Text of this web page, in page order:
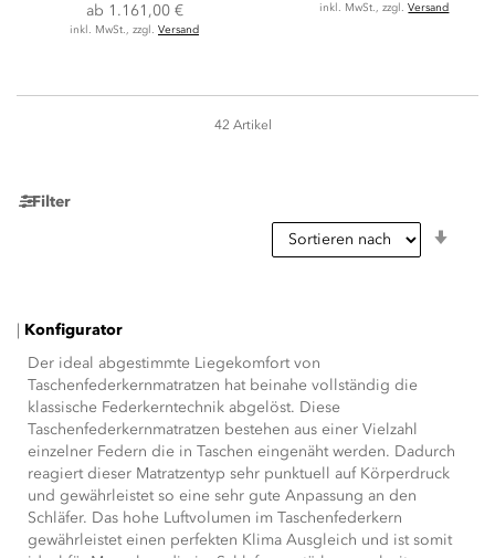
ab 1.161,00 €
inkl. MwSt., zzgl. Versand
inkl. MwSt., zzgl.Versand
Filter
42 Artikel
| Konfigurator
Der ideal abgestimmte Liegekomfort von
Taschenfederkernmatratzen hat beinahe vollständig die
klassische Federkerntechnik abgelöst. Diese
Taschenfederkernmatratzen bestehen aus einer Vielzahl
einzelner Federn die in Taschen eingenäht werden. Dadurch
reagiert dieser Matratzentyp sehr punktuell auf Körperdruck
und gewährleistet so eine sehr gute Anpassung an den
Schläfer. Das hohe Luftvolumen im Taschenfederkern
gewährleistet einen perfekten Klima Ausgleich und ist somit